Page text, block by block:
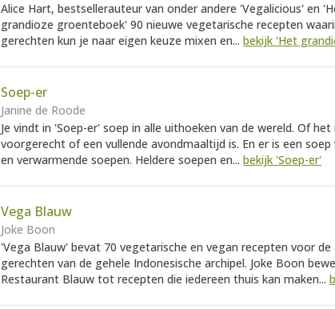
Alice Hart, bestsellerauteur van onder andere 'Vegalicious' en
grandioze groenteboek' 90 nieuwe vegetarische recepten
gerechten kun je naar eigen keuze mixen en... bekijk 'Het
Soep-er
Janine de Roode
Je vindt in 'Soep-er' soep in alle uithoeken van de wereld. Of
voorgerecht of een vullende avondmaaltijd is. En er is een
en verwarmende soepen. Heldere soepen en... bekijk 'Soep-er'
Vega Blauw
Joke Boon
'Vega Blauw' bevat 70 vegetarische en vegan recepten voor
gerechten van de gehele Indonesische archipel. Joke Boon
Restaurant Blauw tot recepten die iedereen thuis kan maken...